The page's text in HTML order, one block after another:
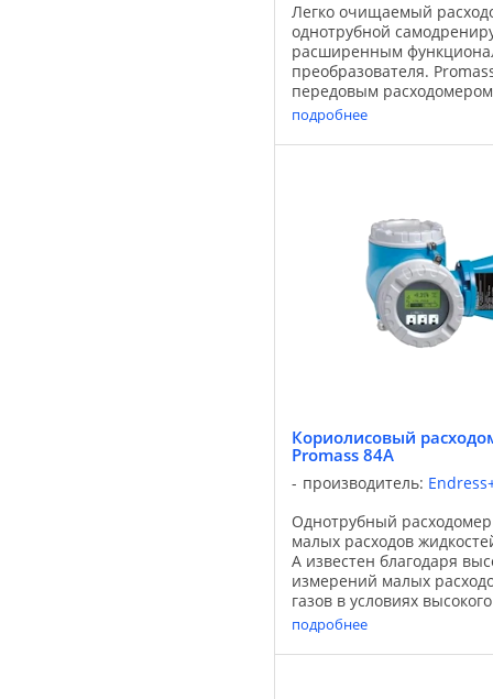
Легко очищаемый
однотрубной
расширенным
преобразователя.
передовым
исполнении – решение
отвечает всем
подробнее
Кориолисовый
Promass 84A
производитель:
Однотрубный
малых расходов
A известен благодаря
измерений малых
газов в условиях
давления. В сочетании с
Promass 84 с ...
подробнее